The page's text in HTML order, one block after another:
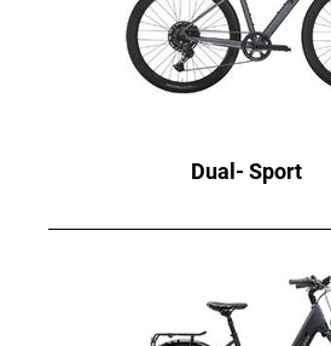
Dual- Sport